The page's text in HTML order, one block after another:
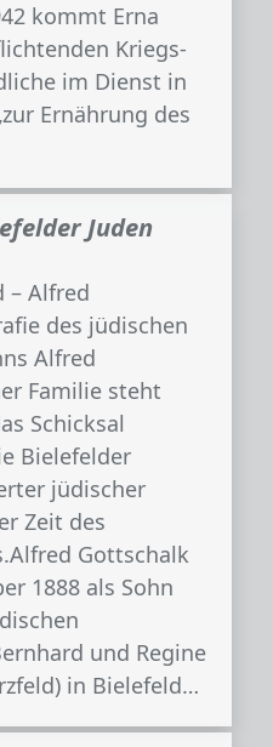
kommt Erna
Kriegs-
im Dienst in
Ernährung des
Juden
– Alfred
des jüdischen
Alfred
Familie steht
Schicksal
Bielefelder
jüdischer
Zeit des
Gottschalk
1888 als Sohn
und Regine
in Bielefeld…